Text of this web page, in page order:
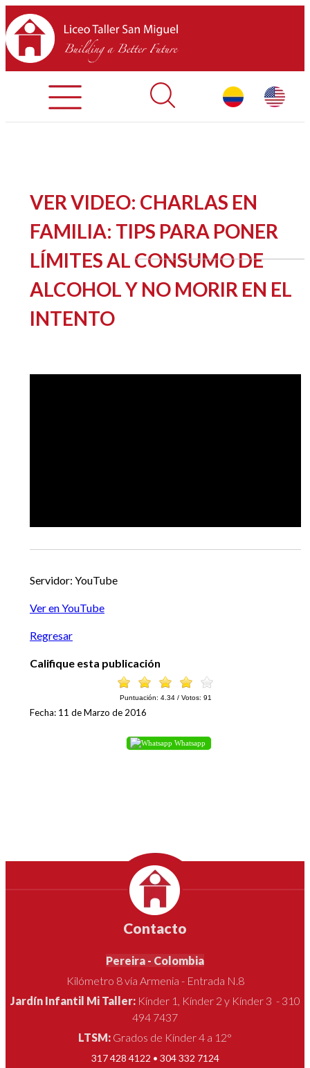
INICIO
SOBRE LTSM
SECCIONES
EQUIPO
VER VIDEO: CHARLAS EN
FAMILIA: TIPS PARA PONER
LÍMITES AL CONSUMO DE
ALCOHOL Y NO MORIR EN EL
INTENTO
Servidor: YouTube
Ver en YouTube
Regresar
Califique esta publicación
Puntuación: 4.34/ Votos: 91
Fecha: 11 de Marzo de 2016
Whatsapp
Contacto
Pereira - Colombia
Kilómetro 8 vía Armenia - Entrada N.8
Jardín Infantil Mi Taller: Kínder 1, Kínder 2 y Kínder 3 - 310
494 7437
LTSM: Grados de Kínder 4 a 12°
317 428 4122 • 304 332 7124